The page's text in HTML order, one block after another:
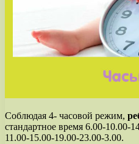
Соблюдая 4- часовой режим,
стандартное время 6.00-10.00-
11.00-15.00-19.00-23.00-3.00.